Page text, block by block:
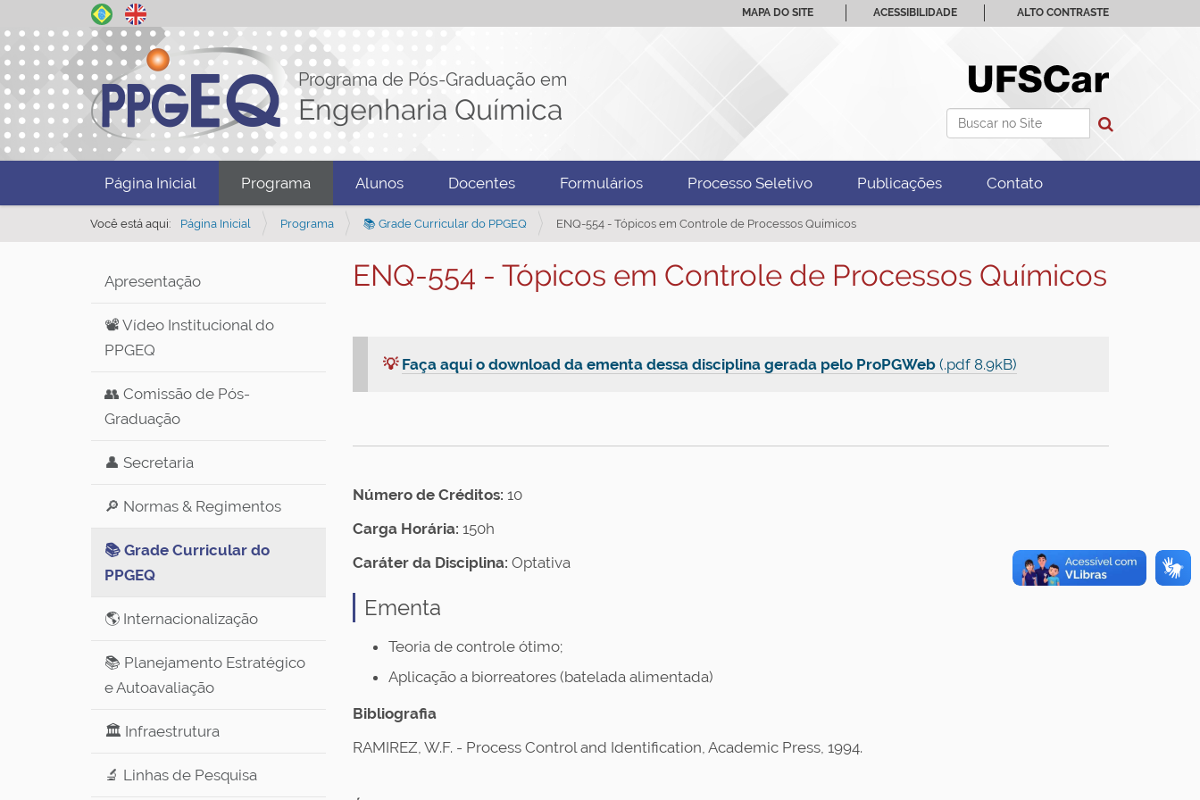
Programa de Pós-Graduação em
Engenharia Química Busca
MAPA DO SITE ACESSIBILIDADE ALTO CONTRASTE
Página Inicial Programa Alunos Docentes Formulários Processo Seletivo Publicações Contato
Você está aqui: Página Inicial Programa 📚 Grade Curricular do PPGEQ ENQ-554 - Tópicos em Controle de Processos Químicos
Apresentação
📽️ Vídeo Institucional do
PPGEQ
👥 Comissão de Pós-
Graduação
👤 Secretaria
🔎 Normas & Regimentos
📚 Grade Curricular do
PPGEQ
🌎 Internacionalização
📚 Planejamento Estratégico
e Autoavaliação
🏛️ Infraestrutura
🔬 Linhas de Pesquisa
ENQ-554 - Tópicos em Controle de Processos Químicos
💡 Faça aqui o download da ementa dessa disciplina gerada pelo ProPGWeb(.pdf 8.9kB)
Número de Créditos: 10
Carga Horária: 150h
Caráter da Disciplina: Optativa
Ementa
Teoria de controle ótimo;
Aplicação a biorreatores (batelada alimentada)
Bibliografia
RAMIREZ, W.F. - Process Control and Identification, Academic Press, 1994.